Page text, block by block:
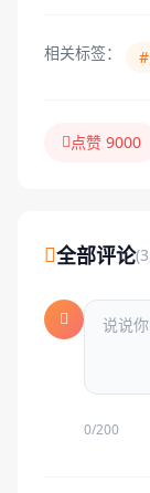
相关标签：
点赞 9000
全部评论
0/200